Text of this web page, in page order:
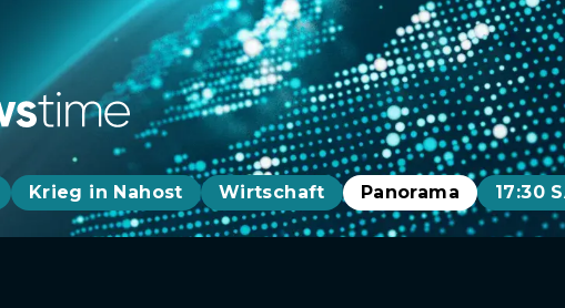
Krieg in Nahost Wirtschaft Panorama 17:30